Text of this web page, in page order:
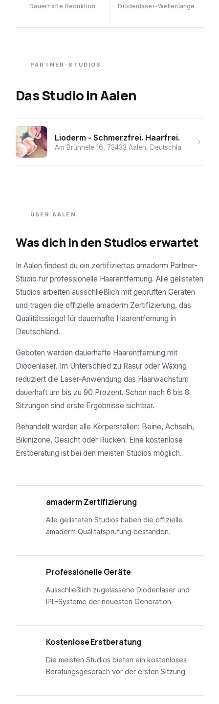
Dauerhafte Reduktion Diodenlaser-Wellenlänge
PARTNER-STUDIOS
Das StudioinAalen
Lioderm - Schmerzfrei. Haarfrei.
Am Brünnele 16, 73433 Aalen, Deutschland · ★ 5.0
ÜBER AALEN
Was dich in den Studios erwartet
In Aalen findest du ein zertifiziertes amaderm Partner-
Studio für professionelle Haarentfernung. Alle gelisteten
Studios arbeiten ausschließlich mit geprüften Geräten
und tragen die offizielle amaderm Zertifizierung, das
Qualitätssiegel für dauerhafte Haarentfernung in
Deutschland.
Geboten werden dauerhafte Haarentfernung mit
Diodenlaser. Im Unterschied zu Rasur oder Waxing
reduziert die Laser-Anwendung das Haarwachstum
dauerhaft um bis zu 90 Prozent. Schon nach 6 bis 8
Sitzungen sind erste Ergebnisse sichtbar.
Behandelt werden alle Körperstellen: Beine, Achseln,
Bikinizone, Gesicht oder Rücken. Eine kostenlose
Erstberatung ist bei den meisten Studios möglich.
amaderm Zertifizierung
Alle gelisteten Studios haben die offizielle
amaderm Qualitätsprüfung bestanden.
Professionelle Geräte
Ausschließlich zugelassene Diodenlaser und
IPL-Systeme der neuesten Generation.
Kostenlose Erstberatung
Die meisten Studios bieten ein kostenloses
Beratungsgespräch vor der ersten Sitzung.